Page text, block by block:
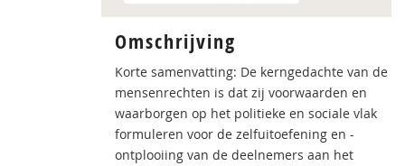
Omschrijving
Korte samenvatting: De kerngedachte van de
mensenrechten is dat zij voorwaarden en
waarborgen op het politieke en sociale vlak
formuleren voor de zelfuitoefening en -
ontplooiing van de deelnemers aan het